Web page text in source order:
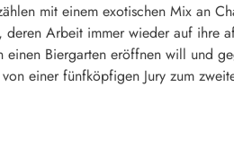
mit einem exotischen Mix an
Arbeit immer wieder auf ihre
einen Biergarten eröffnen will und
einer fünfköpfigen Jury zum